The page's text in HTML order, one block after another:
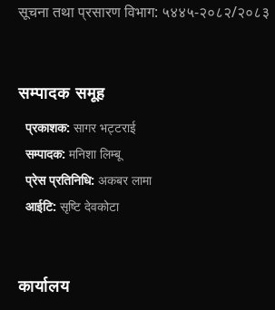
सूचना तथा प्रसारण विभाग: ५४४५-२०८२/२०८३
सम्पादक समूह
प्रकाशक: सागर भट्टराई
सम्पादक: मनिशा लिम्बू
प्रेस प्रतिनिधि: अकबर लामा
आईटि: सृष्टि देवकोटा
कार्यालय